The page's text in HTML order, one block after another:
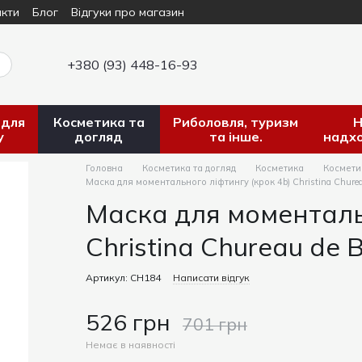
Блог Відгуки про магазин
+380 (93) 448-16-93
Косметика та
догляд
Риболовля, туризм
та інше.
Головна Косметика та догляд Косметика
Маска для моментального ліфтингу (крок 4b) Christina
Маска для
Christina Chureau de
Артикул: СН184 Написати відгук
526 грн 701 грн
Немає в наявності